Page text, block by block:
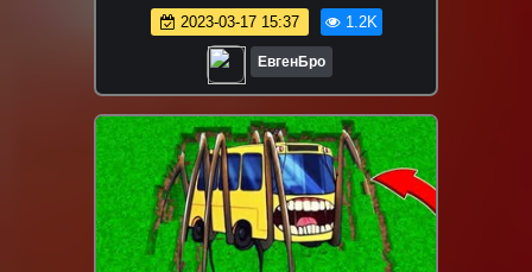
НУБА / НУБИК MINECRAFT
2023-03-17 15:37 1.2K
ЕвгенБро